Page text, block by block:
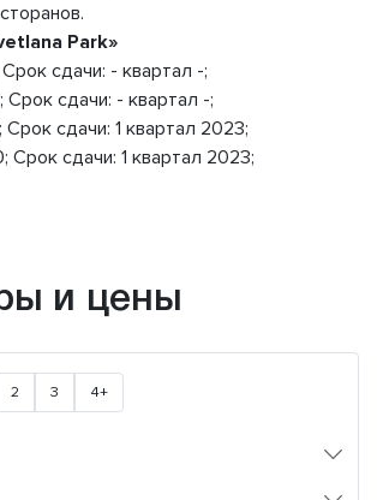
Park»
Срок сдачи: - квартал -;
Срок сдачи: - квартал -;
Срок сдачи: 1 квартал 2023;
Срок сдачи: 1 квартал 2023;
и цены
2 3 4+